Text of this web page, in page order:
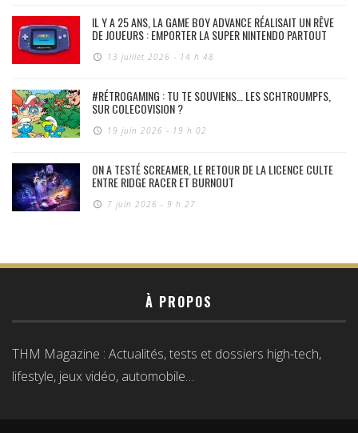
IL Y A 25 ANS, LA GAME BOY ADVANCE RÉALISAIT UN RÊVE
DE JOUEURS : EMPORTER LA SUPER NINTENDO PARTOUT
13 juillet 2026 - 14 h 48
#RÉTROGAMING : TU TE SOUVIENS… LES SCHTROUMPFS,
SUR COLECOVISION ?
19 juin 2026 - 19 h 02
ON A TESTÉ SCREAMER, LE RETOUR DE LA LICENCE CULTE
ENTRE RIDGE RACER ET BURNOUT
7 juin 2026 - 9 h 27
À PROPOS
THM Magazine : Actualités, tests et dossiers high-tech,
lifestyle, jeux vidéo, automobile…